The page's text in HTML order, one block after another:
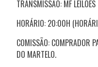
TRANSMISSÃO: MF LEILÕES
HORÁRIO: 20:00H
COMISSÃO: COMPRADOR
DO MARTELO.